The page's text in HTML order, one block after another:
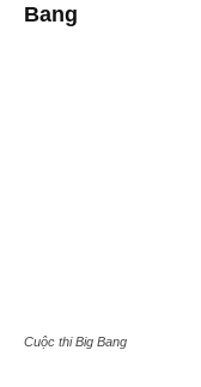
Bang
Cuộc thi Big Bang